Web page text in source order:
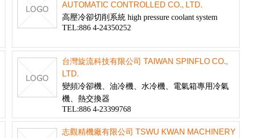
AUTOMATIC CONTROLLED CO., LTD.
高壓冷卻切削系統 high pressure coolant system
TEL:886 4-24350252
台灣旋流科技有限公司 TAIWAN SPINFLO CO.,
LTD.
變頻冷卻機、油冷機、水冷機、電氣箱專用冷氣
機、熱交換器
TEL:886 4-23399768
志觀精機廠有限公司 TSWU KWAN MACHINERY